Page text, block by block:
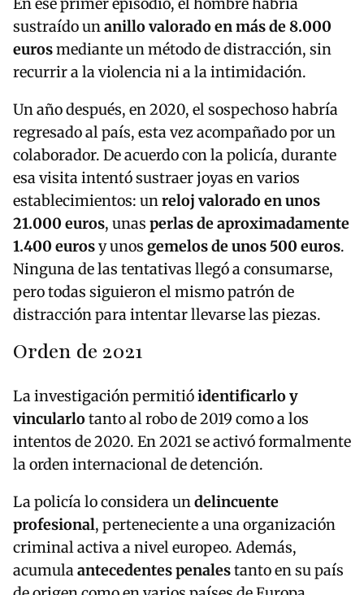
sustraído unanillo valorado en más de 8.000
eurosmediante un método de distracción, sin
recurrir a la violencia ni a la intimidación.
Un año después, en 2020, el sospechoso habría
regresado al país, esta vez acompañado por un
colaborador. De acuerdo con la policía, durante
esa visita intentó sustraer joyas en varios
establecimientos: unreloj valorado en unos
21.000 euros, unas perlas de aproximadamente
1.400 eurosy unos gemelos de unos 500 euros.
Ninguna de las tentativas llegó a consumarse,
pero todas siguieron el mismo patrón de
distracción para intentar llevarse las piezas.
Orden de 2021
La investigación permitióidentificarlo y
vincularlotanto al robo de 2019 como a los
intentos de 2020. En 2021 se activó formalmente
la orden internacional de detención.
La policía lo considera undelincuente
profesional, perteneciente a una organización
criminal activa a nivel europeo. Además,
acumulaantecedentes penalestanto en su país